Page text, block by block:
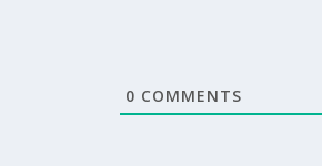
0 COMMENTS